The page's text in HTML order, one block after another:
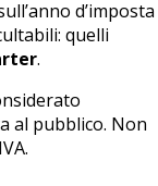
d’imposta
quelli
.
al pubblico. Non